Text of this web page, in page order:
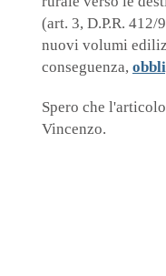
(art. 3, D.P.R.
nuovi volumi
conseguenza,
Spero che
Vincenzo.